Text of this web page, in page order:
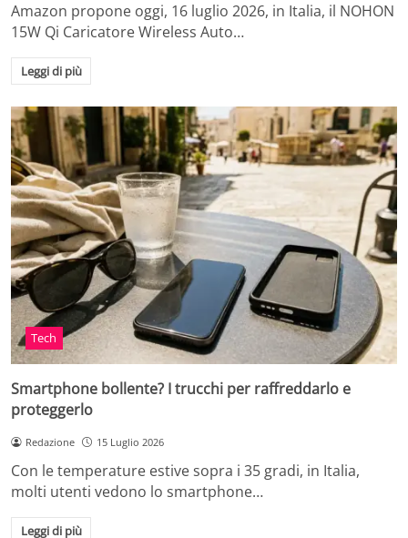
Amazon propone oggi, 16 luglio 2026, in Italia, il NOHON
15W Qi Caricatore Wireless Auto…
Leggi di più
Tech
Smartphone bollente? I trucchi per raffreddarlo e
proteggerlo
Redazione 15 Luglio 2026
Con le temperature estive sopra i 35 gradi, in Italia,
molti utenti vedono lo smartphone…
Leggi di più